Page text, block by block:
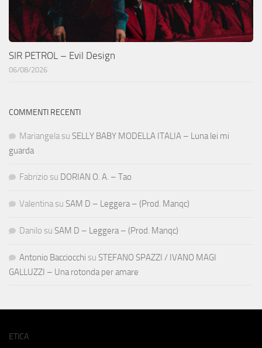
SIR PETROL – Evil Design
06/08/2026
COMMENTI RECENTI
Mariangela su SELLY BABY MODELLA ITALIA – Luna lei mi
guarda
Fabrizio su DORIAN O. A. – Tao
Valentina su SAM D – Leggera – (Prod. Manqc)
Danilo su SAM D – Leggera – (Prod. Manqc)
Antonio Bacciocchi su STEFANO SPAZZI / IVANO MAGI
GALLUZZI – Una rotonda per amare
ETICA